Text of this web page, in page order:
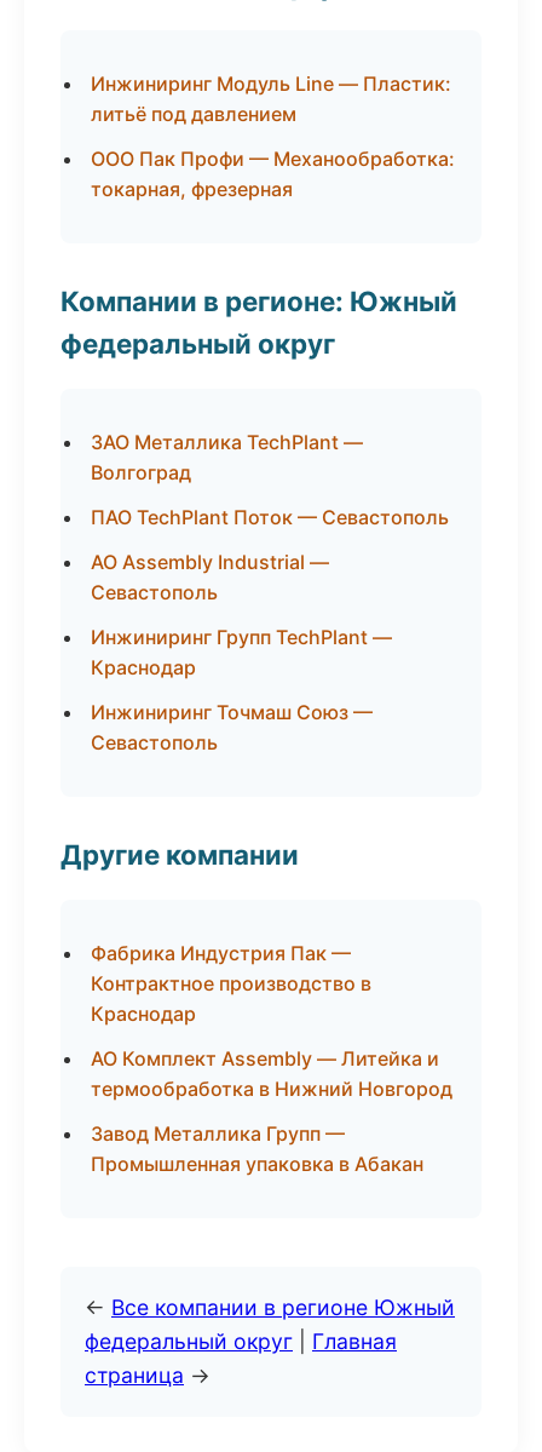
Инжиниринг Модуль Line — Пластик:
литьё под давлением
ООО Пак Профи — Механообработка:
токарная, фрезерная
Компании в регионе: Южный
федеральный округ
ЗАО Металлика TechPlant —
Волгоград
ПАО TechPlant Поток — Севастополь
АО Assembly Industrial —
Севастополь
Инжиниринг Групп TechPlant —
Краснодар
Инжиниринг Точмаш Союз —
Севастополь
Другие компании
Фабрика Индустрия Пак —
Контрактное производство в
Краснодар
АО Комплект Assembly — Литейка и
термообработка в Нижний Новгород
Завод Металлика Групп —
Промышленная упаковка в Абакан
← Все компании в регионе Южный
федеральный округ
Главная
страница →